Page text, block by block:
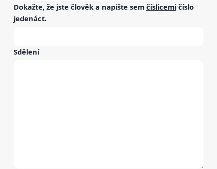
Dokažte, že jste člověk a napište sem číslicemi číslo
jedenáct.
Sdělení